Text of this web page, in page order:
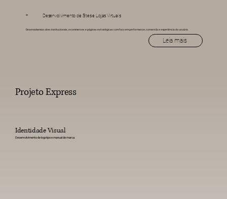
05 Desenvolvimento de Sites e Lojas Virtuais
Desenvolvemos sites institucionais, e-commerces e páginas estratégicas com foco em performance, conversão e experiência do usuário.
Leia mais
Projeto Express
Identidade Visual
Desenvolvimento de logotipo e manual de marca.